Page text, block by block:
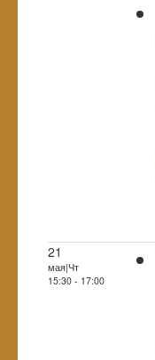
21
мая|Чт
15:30 - 17:00